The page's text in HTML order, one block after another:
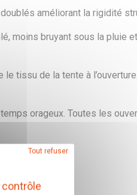
améliorant la rigidité
moins bruyant sous la pluie
tissu de la tente à
orageux. Toutes les
contrôle
Tout refuser